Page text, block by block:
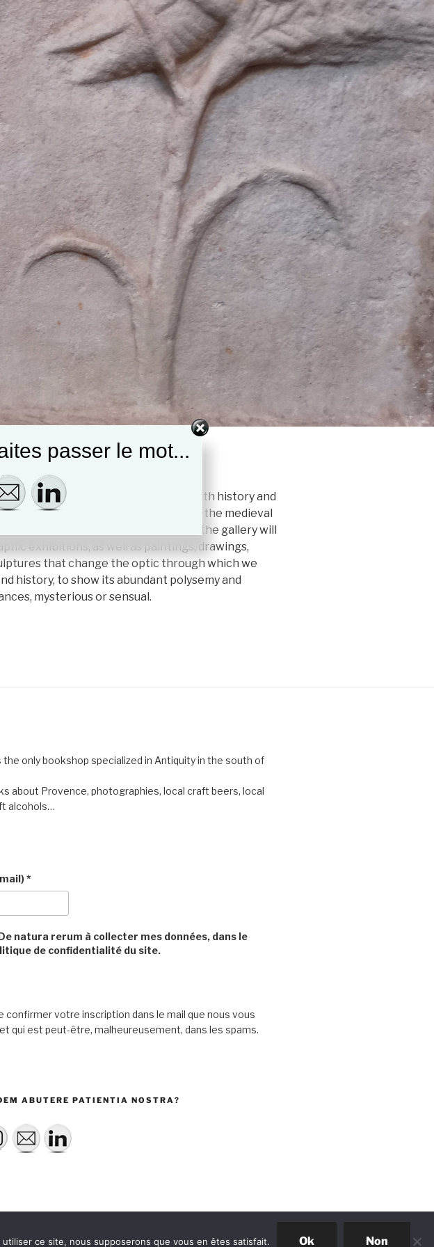
rerum
settles in a place filled with history and
from the Augustan rampart and the medieval
it. In keeping with this setting, the gallery will
exhibitions, as well as paintings, drawings,
that change the optic through which we
history, to show its abundant polysemy and
mysterious or sensual.
the only bookshop specialized in Antiquity in the south of
about Provence, photographies, local craft beers, local
alcohols…
*
natura rerum à collecter mes données, dans le
de confidentialité du site.
confirmer votre inscription dans le mail que nous vous
qui est peut-être, malheureusement, dans les spams.
ABUTERE PATIENTIA NOSTRA?
passer le mot...
ce site, nous supposerons que vous en êtes satisfait. Ok Non